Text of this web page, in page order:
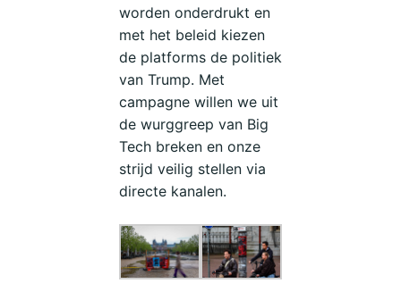
worden onderdrukt en
met het beleid kiezen
de platforms de politiek
van Trump. Met
campagne willen we uit
de wurggreep van Big
Tech breken en onze
strijd veilig stellen via
directe kanalen.